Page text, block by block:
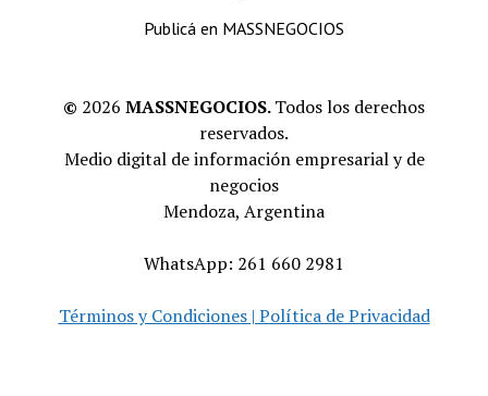
Publicá en MASSNEGOCIOS
© 2026 MASSNEGOCIOS.Todos los derechos
reservados.
Medio digital de información empresarial y de
negocios
Mendoza, Argentina
WhatsApp: 261 660 2981
Términos y Condiciones | Política de Privacidad